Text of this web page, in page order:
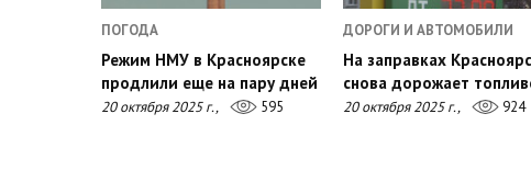
ПОГОДА
Режим НМУ в Красноярске
продлили еще на пару дней
20 октября 2025 г., 595
ДОРОГИ И АВТОМОБИЛИ
На заправках
снова дорожает
20 октября 2025 г., 924